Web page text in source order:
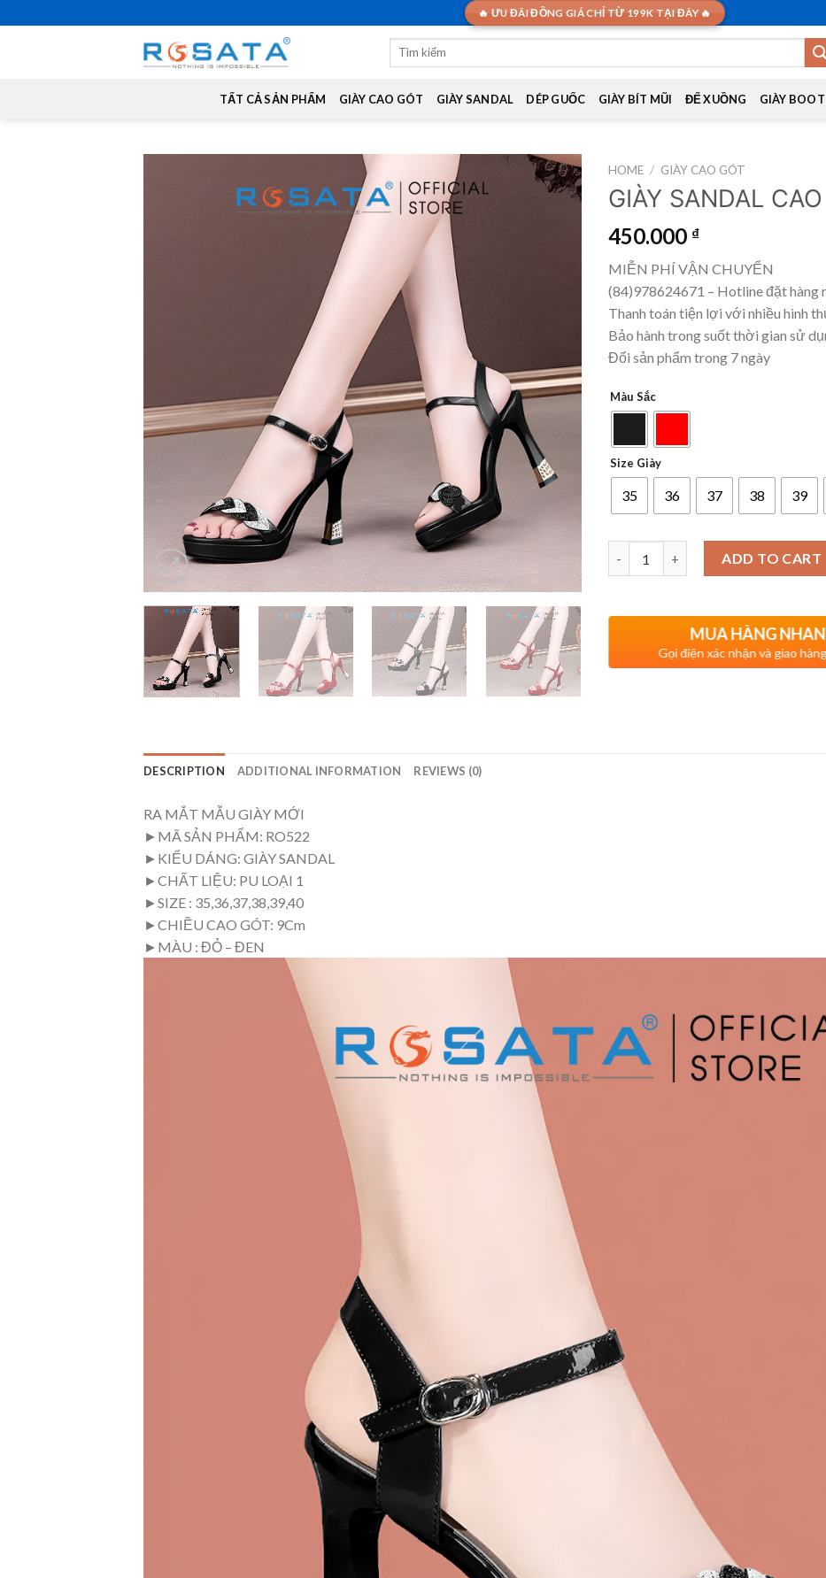
🔥 ƯU ĐÃI ĐỒNG GIÁ CHỈ TỪ 199K TẠI ĐÂY 🔥
Search
TẤT CẢ SẢN PHẨM GIÀY CAO GÓT GIÀY SANDAL DÉP GUỐC GIÀY BÍT MŨI ĐẾ XUỒNG GIÀY BOOT
HOME / GIÀY CAO GÓT
GIÀY SANDAL
450.000 ₫
MIỄN PHÍ VẬN CHUYỂN
(84)978624671 – Hotline đặt hàng
Thanh toán tiện lợi với nhiều hình
Bảo hành trong suốt thời gian sử
Đổi sản phẩm trong 7 ngày
Màu Sắc
Size Giày
35 36 37 38 39
ADD TO CART
MUA HÀNG
Gọi điện xác nhận và giao
DESCRIPTION ADDITIONAL INFORMATION REVIEWS (0)
RA MẮT MẪU GIÀY MỚI
►MÃ SẢN PHẨM: RO522
►KIỂU DÁNG: GIÀY SANDAL
►CHẤT LIỆU: PU LOẠI 1
►SIZE : 35,36,37,38,39,40
►CHIỀU CAO GÓT: 9Cm
►MÀU : ĐỎ – ĐEN